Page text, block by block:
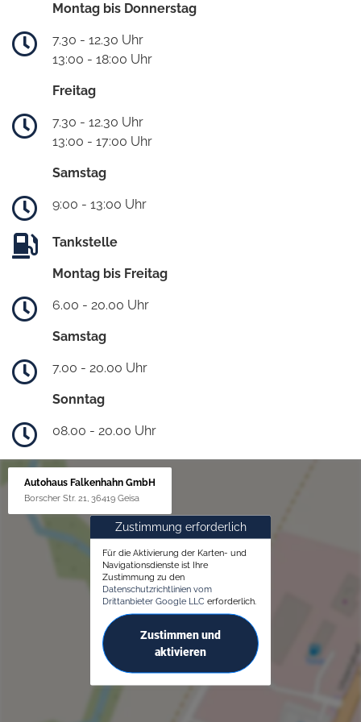
Montag bis Donnerstag
7.30 - 12.30 Uhr
13:00 - 18:00 Uhr
Freitag
7.30 - 12.30 Uhr
13:00 - 17:00 Uhr
Samstag
9:00 - 13:00 Uhr
Tankstelle
Montag bis Freitag
6.00 - 20.00 Uhr
Samstag
7.00 - 20.00 Uhr
Sonntag
08.00 - 20.00 Uhr
Autohaus Falkenhahn GmbH
Borscher Str. 21, 36419 Geisa
Zustimmung erforderlich
Für die Aktivierung der Karten- und
Navigationsdienste ist Ihre
Zustimmung zu den
Datenschutzrichtlinien vom
Drittanbieter Google LLC erforderlich.
Zustimmen und
aktivieren